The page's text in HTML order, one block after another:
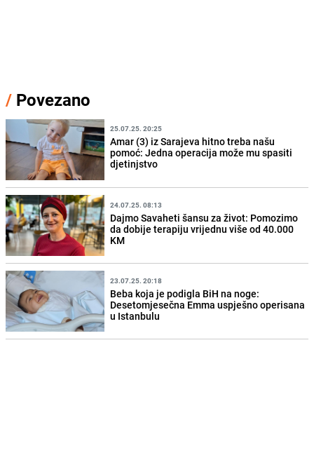
/ Povezano
25.07.25. 20:25
Amar (3) iz Sarajeva hitno treba našu
pomoć: Jedna operacija može mu spasiti
djetinjstvo
24.07.25. 08:13
Dajmo Savaheti šansu za život: Pomozimo
da dobije terapiju vrijednu više od 40.000
KM
23.07.25. 20:18
Beba koja je podigla BiH na noge:
Desetomjesečna Emma uspješno operisana
u Istanbulu